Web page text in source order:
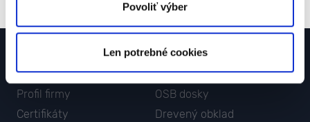
Povoliť výber
Len potrebné cookies
Otváracie hodiny
Profil firmy
Certifikáty
PRODUKTY
Stavebné rezivo
OSB dosky
Drevený obklad